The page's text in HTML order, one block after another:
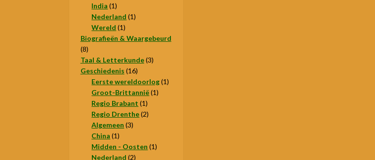
India 11
product
Nederland 11
Wereld 11
product
Biografieën & Waargebeurd
88
producten
Taal & Letterkunde 33
Geschiedenis 1616
producten
Eerste wereldoorlog 11
Groot-Brittannië 11
Regio Brabant 11
product
Regio Drenthe 22
Algemeen 33
China 11
product
Midden - Oosten 11
Nederland 22